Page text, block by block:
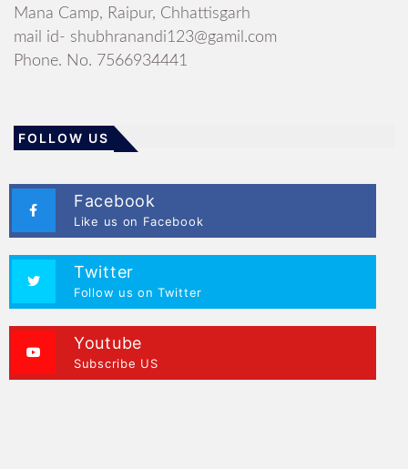
Mana Camp, Raipur, Chhattisgarh
mail id- shubhranandi123@gamil.com
Phone. No. 7566934441
FOLLOW US
Facebook
Like us on Facebook
Twitter
Follow us on Twitter
Youtube
Subscribe US